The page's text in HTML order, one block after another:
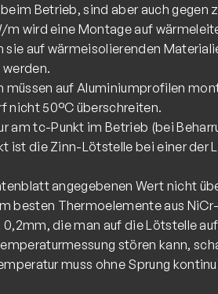
Betrieb, sind aber auch gegen
m wird eine Montage auf
auf wärmeisolierenden
müssen auf Aluminiumprofilen
nicht 50°C überschreiten.
am tc-Punkt im Betrieb (bei
ist die Zinn-Lötstelle bei einer der
angegebenen Wert nicht
besten Thermoelemente aus
die man auf die Lötstelle
stören kann,
muss ohne Sprung